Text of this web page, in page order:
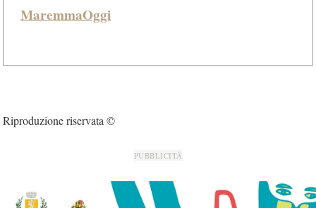
MaremmaOggi
Riproduzione riservata ©
PUBBLICITÀ